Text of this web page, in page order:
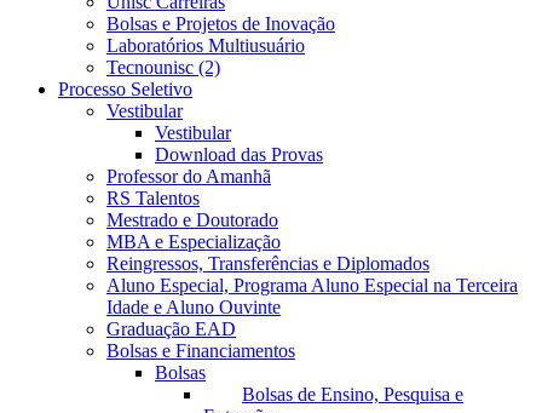
Bolsas e Projetos de Inovação
Laboratórios Multiusuário
Tecnounisc (2)
Processo Seletivo
Vestibular
Vestibular
Download das Provas
Professor do Amanhã
RS Talentos
Mestrado e Doutorado
MBA e Especialização
Reingressos, Transferências e Diplomados
Aluno Especial, Programa Aluno Especial na Terceira
Idade e Aluno Ouvinte
Graduação EAD
Bolsas e Financiamentos
Bolsas
Bolsas de Ensino, Pesquisa e